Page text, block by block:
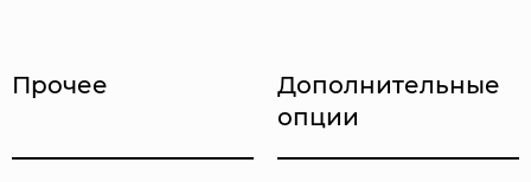
Прочее
Дополнительные
опции